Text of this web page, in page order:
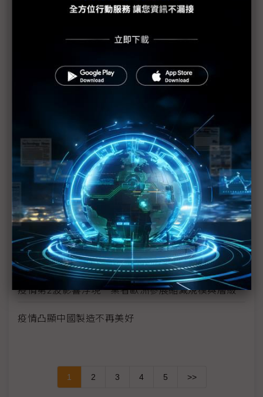
PCB產業加班需求與法規衝突待解決
蘋果示警下修1Q20財測 RF元件與記憶體供應商也
美日韓等42國一致同意 強化半導體技術出口管制
（Daily Issue）供應鏈全球化重新布局 中國世界工
手機供應鏈砍單已不可免 台系IC設計2Q業績承壓
疫情衝擊5G手機短期出貨 超薄型FoD封測放量延至
供需趨緊造成短期漲價 華新科非中國廠區稼動率滿
華為晶片自主阻力一波波 轉單中芯營運風險增
疫情第2波影響浮現 業者歐洲參展縮減規模與層級
疫情凸顯中國製造不再美好
1 2 3 4 5 >>